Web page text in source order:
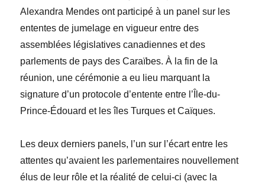
Alexandra Mendes ont participé à un panel sur les
ententes de jumelage en vigueur entre des
assemblées législatives canadiennes et des
parlements de pays des Caraïbes. À la fin de la
réunion, une cérémonie a eu lieu marquant la
signature d’un protocole d’entente entre l’Île-du-
Prince-Édouard et les îles Turques et Caïques.
Les deux derniers panels, l’un sur l’écart entre les
attentes qu’avaient les parlementaires nouvellement
élus de leur rôle et la réalité de celui-ci (avec la